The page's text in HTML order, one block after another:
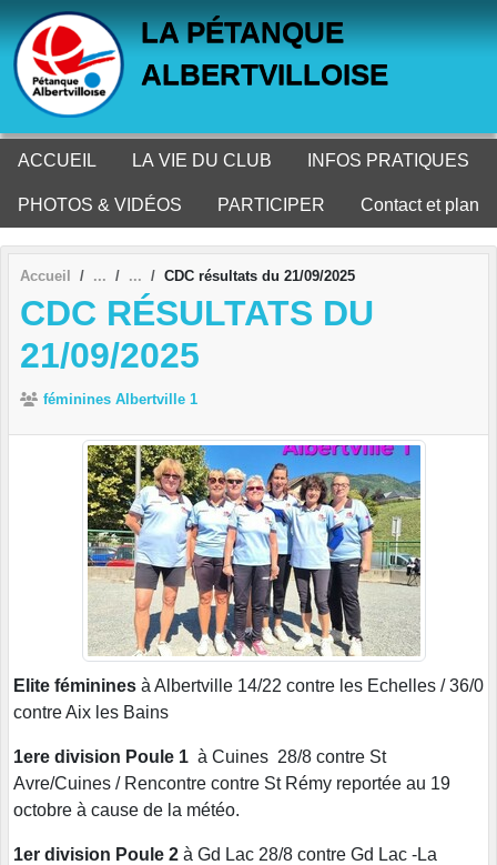
LA PÉTANQUE
ALBERTVILLOISE
ACCUEIL LA VIE DU CLUB INFOS PRATIQUES
PHOTOS & VIDÉOS PARTICIPER Contact et plan
Accueil CDC résultats du 21/09/2025
CDC RÉSULTATS DU
21/09/2025
féminines Albertville 1
Elite féminines à Albertville 14/22 contre les Echelles / 36/0
contre Aix les Bains
1ere division Poule 1 à Cuines 28/8 contre St
Avre/Cuines / Rencontre contre St Rémy reportée au 19
octobre à cause de la météo.
1er division Poule 2 à Gd Lac 28/8 contre Gd Lac -La
Panneau de gestion des cookies